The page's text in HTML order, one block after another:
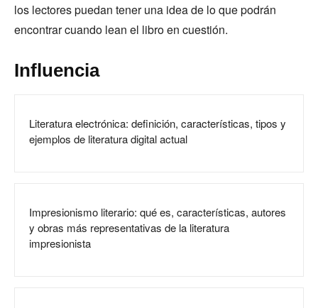
los lectores puedan tener una idea de lo que podrán
encontrar cuando lean el libro en cuestión.
Influencia
Literatura electrónica: definición, características, tipos y
ejemplos de literatura digital actual
Impresionismo literario: qué es, características, autores
y obras más representativas de la literatura
impresionista